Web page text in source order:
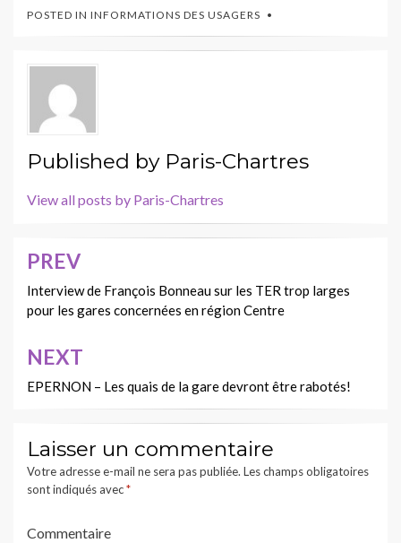
POSTED IN INFORMATIONS DES USAGERS
Published by Paris-Chartres
View all posts by Paris-Chartres
Navigation
de
l’article
PREV
Interview de François Bonneau sur les TER trop larges
pour les gares concernées en région Centre
NEXT
EPERNON – Les quais de la gare devront être rabotés!
Laisser un commentaire
Votre adresse e-mail ne sera pas publiée. Les champs obligatoires
sont indiqués avec*
Commentaire